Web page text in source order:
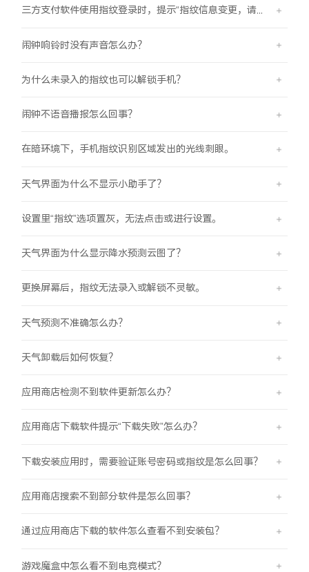
三方支付软件使用指纹登录时，提示“指纹信息变更，请重新验证登录信息后使用”
闹钟响铃时没有声音怎么办？
为什么未录入的指纹也可以解锁手机？
闹钟不语音播报怎么回事？
在暗环境下，手机指纹识别区域发出的光线刺眼。
天气界面为什么不显示小助手了？
设置里“指纹”选项置灰，无法点击或进行设置。
天气界面为什么显示降水预测云图了？
更换屏幕后，指纹无法录入或解锁不灵敏。
天气预测不准确怎么办？
天气卸载后如何恢复？
应用商店检测不到软件更新怎么办？
应用商店下载软件提示“下载失败”怎么办？
下载安装应用时，需要验证账号密码或指纹是怎么回事？
应用商店搜索不到部分软件是怎么回事？
通过应用商店下载的软件怎么查看不到安装包？
游戏魔盒中怎么看不到电竞模式？